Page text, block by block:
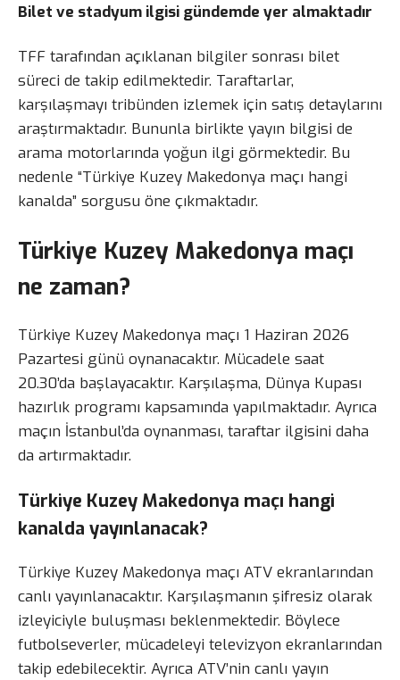
Bilet ve stadyum ilgisi gündemde yer almaktadır
TFF tarafından açıklanan bilgiler sonrası bilet
süreci de takip edilmektedir. Taraftarlar,
karşılaşmayı tribünden izlemek için satış detaylarını
araştırmaktadır. Bununla birlikte yayın bilgisi de
arama motorlarında yoğun ilgi görmektedir. Bu
nedenle “Türkiye Kuzey Makedonya maçı hangi
kanalda” sorgusu öne çıkmaktadır.
Türkiye Kuzey Makedonya maçı
ne zaman?
Türkiye Kuzey Makedonya maçı 1 Haziran 2026
Pazartesi günü oynanacaktır. Mücadele saat
20.30’da başlayacaktır. Karşılaşma, Dünya Kupası
hazırlık programı kapsamında yapılmaktadır. Ayrıca
maçın İstanbul’da oynanması, taraftar ilgisini daha
da artırmaktadır.
Türkiye Kuzey Makedonya maçı hangi
kanalda yayınlanacak?
Türkiye Kuzey Makedonya maçı ATV ekranlarından
canlı yayınlanacaktır. Karşılaşmanın şifresiz olarak
izleyiciyle buluşması beklenmektedir. Böylece
futbolseverler, mücadeleyi televizyon ekranlarından
takip edebilecektir. Ayrıca ATV’nin canlı yayın